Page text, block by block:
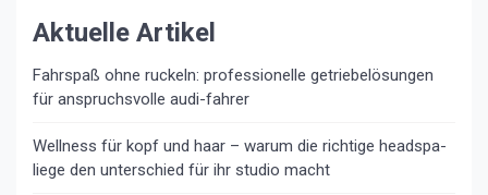
Aktuelle Artikel
Fahrspaß ohne ruckeln: professionelle getriebelösungen
für anspruchsvolle audi-fahrer
Wellness für kopf und haar – warum die richtige headspa-
liege den unterschied für ihr studio macht